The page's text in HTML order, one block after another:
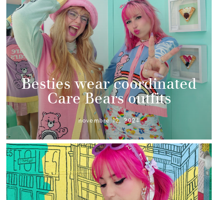
Besties wear coordinated
Care Bears outfits
novembre 12, 2024